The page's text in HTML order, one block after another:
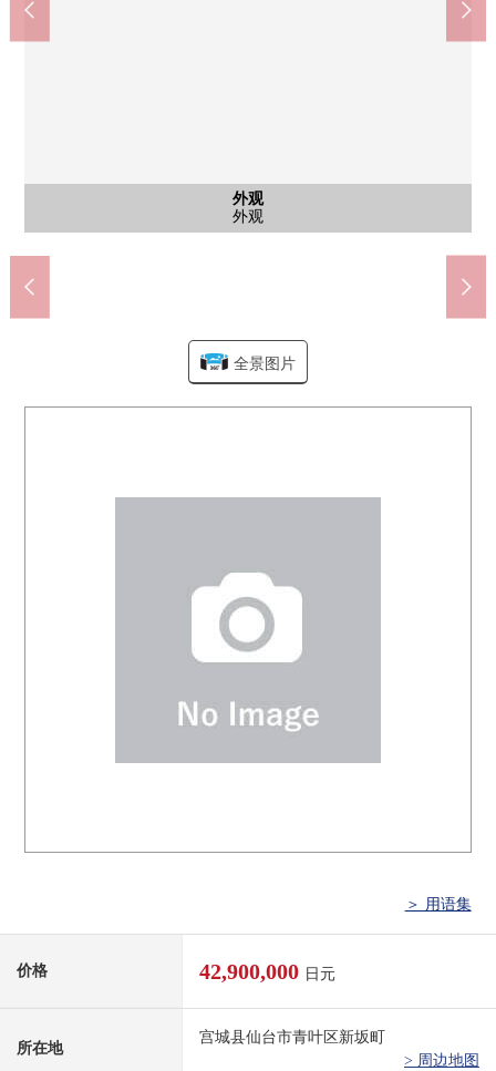
外观
外观
外观
外观
客厅
客厅
门口
门口
门口
客厅
客厅
客厅
客厅
厨房
厨房
厨房
厨房
厨房
设备
厨房
厨房
其他
设备
西式房间
洗脸
洗脸
公共汽车
整体卫浴
厕所
设备
西式房间
收纳
收纳
收纳
收纳
西式房间
西式房间
厕所
厕所
阳台
停车场
停车场
外观
外观
○仙台市立通町小学(约920m)
步行12分钟
○仙台市立三条中学(约700m)
步行9分钟
○JR仙山线"北山"车站(约950m)
步行12分钟
○会川诊所(约310m)
步行4分钟
○柏木3丁目公园(约510m)
步行7分钟
○TSURUHA药品仙台北山商店(约510m)
步行7分钟
○Lawson仙台柏木3丁目商店(约530m)
步行7分钟
○仙台北山邮局(约550m)
步行7分钟
○西友树町商店(约850m)
步行11分钟
○七十七银行北仙台分店(约1350m)
步行17分钟
全景图片
＞ 用语集
价格 42,900,000 日元
所在地
宫城县仙台市青叶区新坂町
> 周边地图